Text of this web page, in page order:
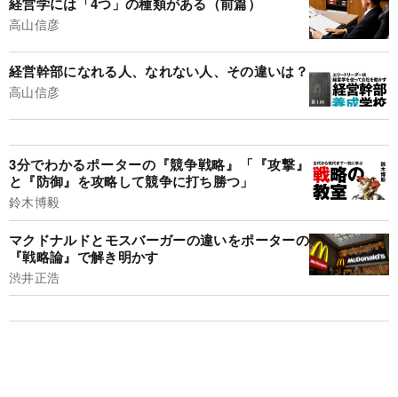
高山信彦
経営幹部になれる人、なれない人、その違いは？
高山信彦
3分でわかるポーターの『競争戦略』「『攻撃』
と『防御』を攻略して競争に打ち勝つ」
鈴木博毅
マクドナルドとモスバーガーの違いをポーターの
『戦略論』で解き明かす
渋井正浩